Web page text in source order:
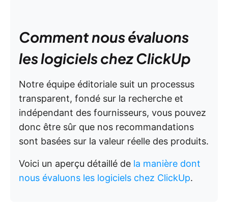
Comment nous évaluons
les logiciels chez ClickUp
Notre équipe éditoriale suit un processus
transparent, fondé sur la recherche et
indépendant des fournisseurs, vous pouvez
donc être sûr que nos recommandations
sont basées sur la valeur réelle des produits.
Voici un aperçu détaillé de la manière dont
nous évaluons les logiciels chez ClickUp.